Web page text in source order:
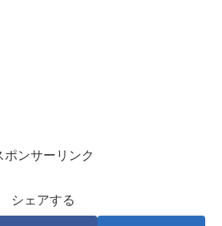
ポンサーリンク
シェアする